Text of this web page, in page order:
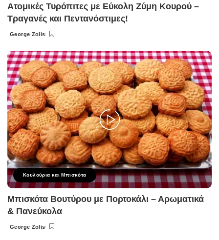
Ατομικές Τυρόπιτες με Εύκολη Ζύμη Κουρού –
Τραγανές και Πεντανόστιμες!
Posted
George Zolis
Κουλούρια και Μπισκότα
Μπισκότα Βουτύρου με Πορτοκάλι – Αρωματικά
& Πανεύκολα
Posted
George Zolis